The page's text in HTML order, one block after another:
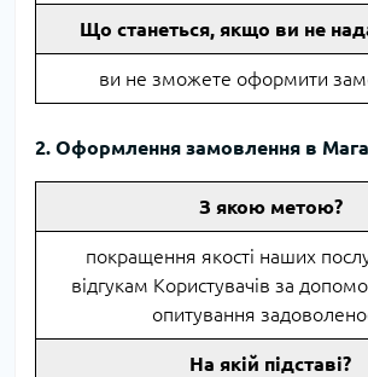
Що станеться, якщо ви не
ви не зможете оформити
2. Оформлення замовлення в
З якою метою?
покращення якості наших
відгукам Користувачів за
опитування
На якій підставі?